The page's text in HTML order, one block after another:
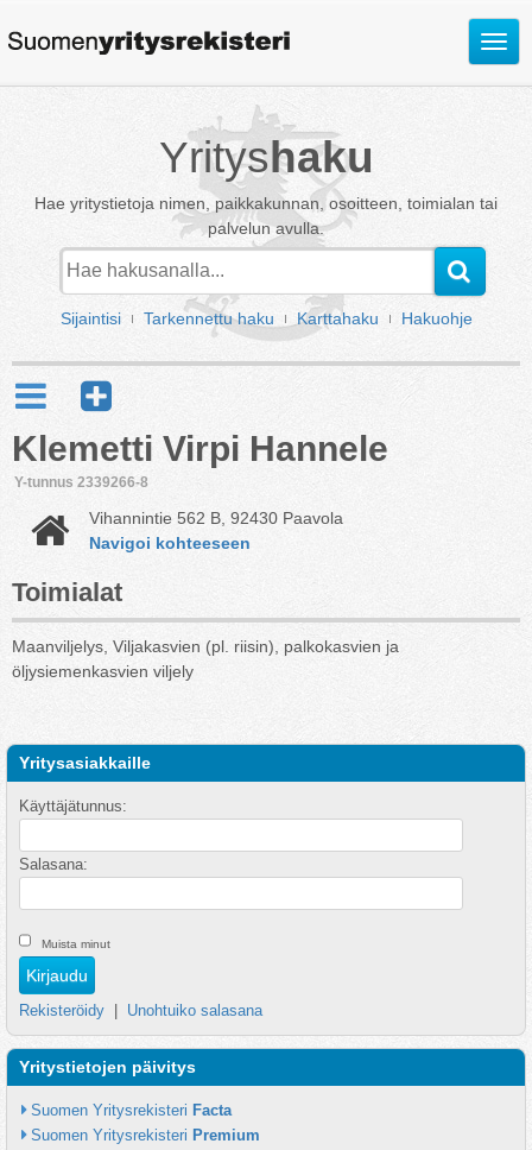
Avaa
Yrityshaku
Hae yritystietoja nimen, paikkakunnan, osoitteen, toimialan tai
palvelun avulla.
Sijaintisi Tarkennettu haku Karttahaku Hakuohje
Klemetti Virpi Hannele
Y-tunnus 2339266-8
Vihannintie 562 B, 92430 Paavola
Navigoi kohteeseen
Toimialat
Maanviljelys, Viljakasvien (pl. riisin), palkokasvien ja
öljysiemenkasvien viljely
Yritysasiakkaille
Käyttäjätunnus:
Salasana:
Muista minut
Rekisteröidy Unohtuiko salasana
Yritystietojen päivitys
Suomen Yritysrekisteri Facta
Suomen Yritysrekisteri Premium